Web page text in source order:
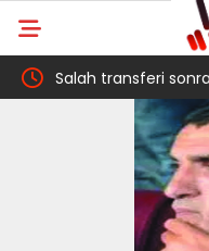
Salah transferi
belediye başkanına